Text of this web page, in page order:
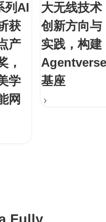
列AI
获
产
，
学
网
大无线技术
创新方向与
实践，构建
Agentverse
基座